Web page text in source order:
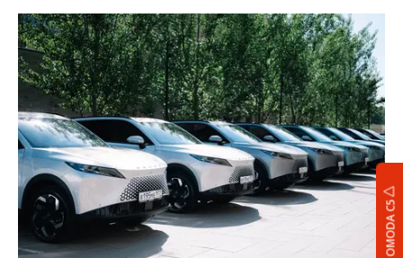
OMODA C5